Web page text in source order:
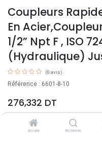
Accueil Recherche
Coupleurs
En
1/2” Npt F , ISO
(Hydraulique)
(0 avis)
Référence : 6601-8-10
276,332 DT